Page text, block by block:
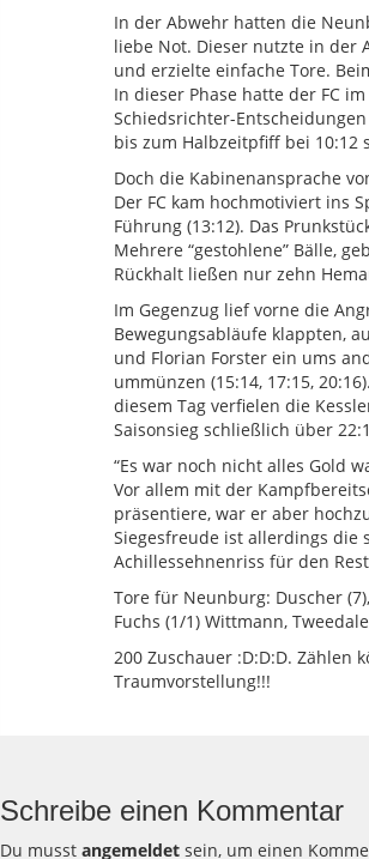
In der Abwehr hatten die
liebe Not. Dieser nutzte in der
und erzielte einfache Tore.
In dieser Phase hatte der FC
Schiedsrichter-
bis zum Halbzeitpfiff bei 10:12
Doch die Kabinenansprache
Der FC kam hochmotiviert ins
Führung (13:12). Das
Mehrere “gestohlene” Bälle,
Rückhalt ließen nur zehn
Im Gegenzug lief vorne die
Bewegungsabläufe klappten,
und Florian Forster ein ums
ummünzen (15:14, 17:15,
diesem Tag verfielen die
Saisonsieg schließlich über
“Es war noch nicht alles Gold
Vor allem mit der
präsentiere, war er aber
Siegesfreude ist allerdings die
Achillessehnenriss für den
Tore für Neunburg: Duscher
Fuchs (1/1) Wittmann,
200 Zuschauer :D:D:D. Zählen
Traumvorstellung!!!
Schreibe einen Kommentar
Du musst angemeldet sein, um einen